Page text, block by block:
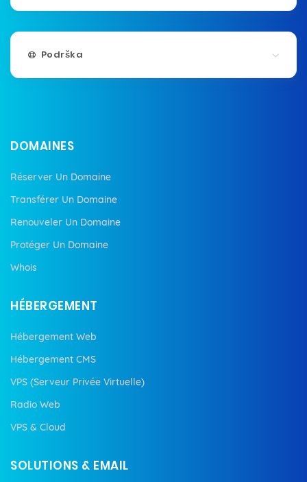
Podrška
DOMAINES
Réserver Un Domaine
Transférer Un Domaine
Renouveler Un Domaine
Protéger Un Domaine
Whois
HÉBERGEMENT
Hébergement Web
Hébergement CMS
VPS (Serveur Privée Virtuelle)
Radio Web
VPS & Cloud
SOLUTIONS & EMAIL